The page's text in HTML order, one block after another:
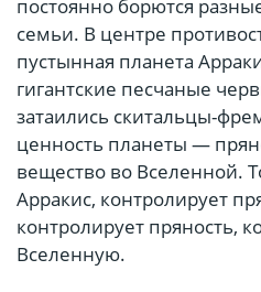
постоянно борются
семьи. В центре
пустынная планета
гигантские песчаные
затаились скитальцы-
ценность планеты —
вещество во Вселенной.
Арракис, контролирует
контролирует пряность,
Вселенную.